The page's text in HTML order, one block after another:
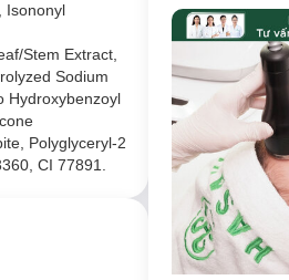
Isononyl
Stem Extract,
Sodium
Hydroxybenzoyl
Polyglyceryl-2
CI 77891.